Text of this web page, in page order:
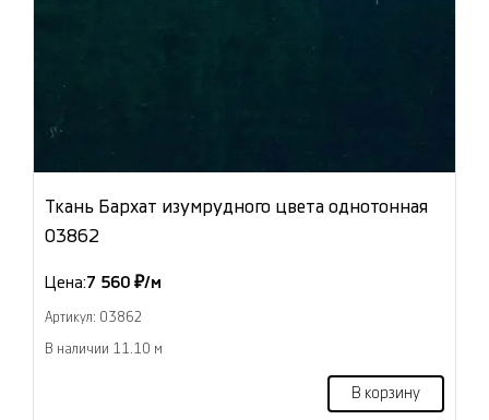
Ткань Бархат изумрудного цвета однотонная
03862
Цена:7 560 ₽/м
Артикул: 03862
В наличии 11.10 м
В корзину